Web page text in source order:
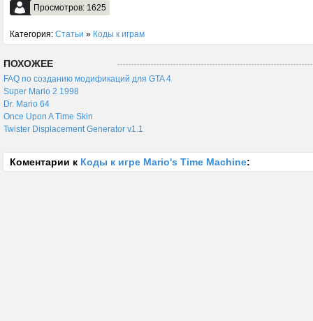
Просмотров: 1625
Категория: Статьи » Коды к играм
ПОХОЖЕЕ
FAQ по созданию модификаций для GTA 4
Super Mario 2 1998
Dr. Mario 64
Once Upon A Time Skin
Twister Displacement Generator v1.1
Коментарии к Коды к игре Mario's Time Machine: